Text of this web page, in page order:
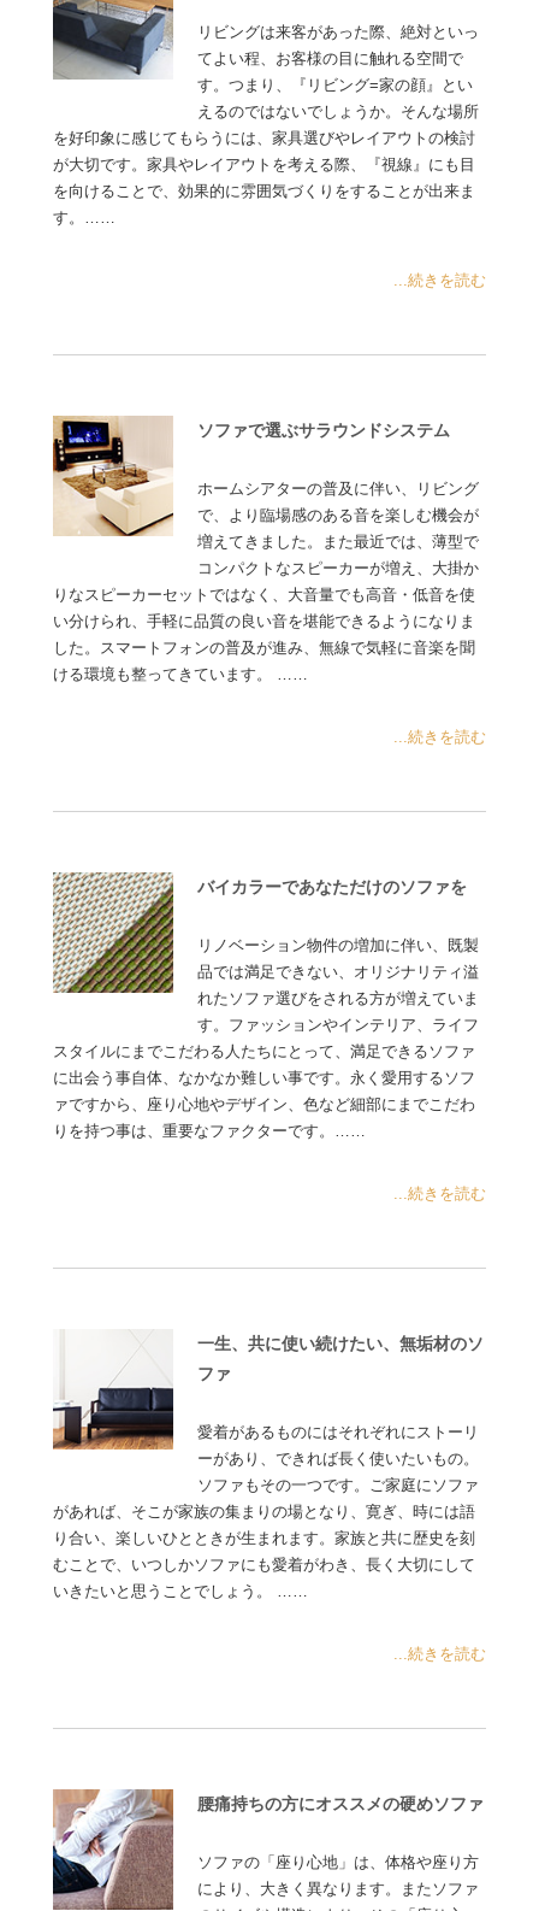
リビングは来客があった際、絶対といっ
てよい程、お客様の目に触れる空間で
す。つまり、『リビング=家の顔』とい
えるのではないでしょうか。そんな場所
を好印象に感じてもらうには、家具選びやレイアウトの検討
が大切です。家具やレイアウトを考える際、『視線』にも目
を向けることで、効果的に雰囲気づくりをすることが出来ま
す。……
...続きを読む
ソファで選ぶサラウンドシステム
ホームシアターの普及に伴い、リビング
で、より臨場感のある音を楽しむ機会が
増えてきました。また最近では、薄型で
コンパクトなスピーカーが増え、大掛か
りなスピーカーセットではなく、大音量でも高音・低音を使
い分けられ、手軽に品質の良い音を堪能できるようになりま
した。スマートフォンの普及が進み、無線で気軽に音楽を聞
ける環境も整ってきています。 ……
...続きを読む
バイカラーであなただけのソファを
リノベーション物件の増加に伴い、既製
品では満足できない、オリジナリティ溢
れたソファ選びをされる方が増えていま
す。ファッションやインテリア、ライフ
スタイルにまでこだわる人たちにとって、満足できるソファ
に出会う事自体、なかなか難しい事です。永く愛用するソフ
ァですから、座り心地やデザイン、色など細部にまでこだわ
りを持つ事は、重要なファクターです。……
...続きを読む
一生、共に使い続けたい、無垢材のソ
ファ
愛着があるものにはそれぞれにストーリ
ーがあり、できれば長く使いたいもの。
ソファもその一つです。ご家庭にソファ
があれば、そこが家族の集まりの場となり、寛ぎ、時には語
り合い、楽しいひとときが生まれます。家族と共に歴史を刻
むことで、いつしかソファにも愛着がわき、長く大切にして
いきたいと思うことでしょう。 ……
...続きを読む
腰痛持ちの方にオススメの硬めソファ
ソファの「座り心地」は、体格や座り方
により、大きく異なります。またソファ